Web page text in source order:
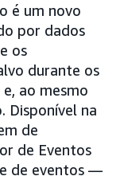
é um novo
por dados
os
durante os
ao mesmo
Disponível na
de
de Eventos
de eventos —